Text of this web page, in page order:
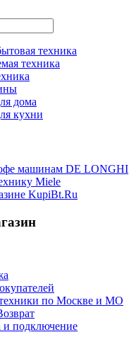
техника
техника
дома
кухни
машинам DE LONGHI
Miele
KupiBt.Ru
по Москве и МО
и подключение